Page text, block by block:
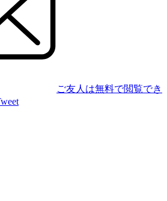
ご友人は無料で閲覧でき